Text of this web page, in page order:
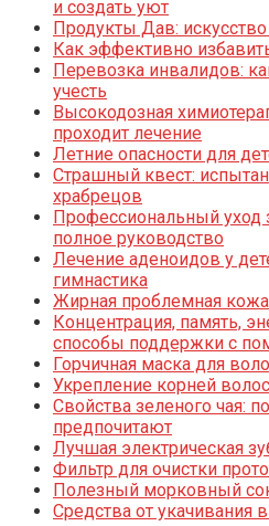
и создать уют
Продукты Дав:
Как эффективно
Перевозка инвалидов:
учесть
Высокодозная
проходит лечение
Летние опасности для
Страшный квест:
храбрецов
Профессиональный
полное руководство
Лечение аденоидов у
гимнастика
Жирная проблемная
Концентрация, память,
способы поддержки с
Горчичная маска для
Укрепление корней волос
Свойства зеленого чая:
предпочитают
Лучшая электрическая
Фильтр для очистки
Полезный морковный
Средства от укачивания